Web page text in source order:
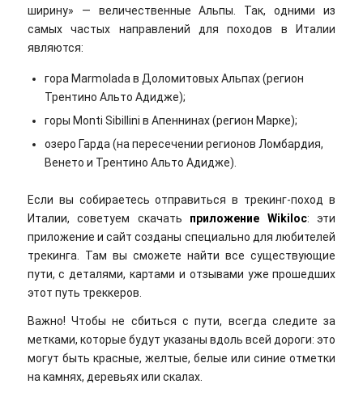
ширину» — величественные Альпы. Так, одними из
самых частых направлений для походов в Италии
являются:
гора Marmolada в Доломитовых Альпах (регион
Трентино Альто Адидже);
горы Monti Sibillini в Апеннинах (регион Марке);
озеро Гарда (на пересечении регионов Ломбардия,
Венето и Трентино Альто Адидже).
Если вы собираетесь отправиться в трекинг-поход в
Италии, советуем скачать приложение Wikiloc: эти
приложение и сайт созданы специально для любителей
трекинга. Там вы сможете найти все существующие
пути, с деталями, картами и отзывами уже прошедших
этот путь треккеров.
Важно! Чтобы не сбиться с пути, всегда следите за
метками, которые будут указаны вдоль всей дороги: это
могут быть красные, желтые, белые или синие отметки
на камнях, деревьях или скалах.